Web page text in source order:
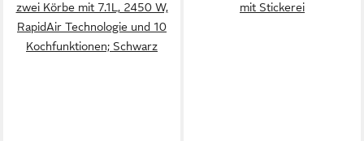
zwei Körbe mit 7.1L, 2450 W,
RapidAir Technologie und 10
Kochfunktionen; Schwarz
mit Stickerei